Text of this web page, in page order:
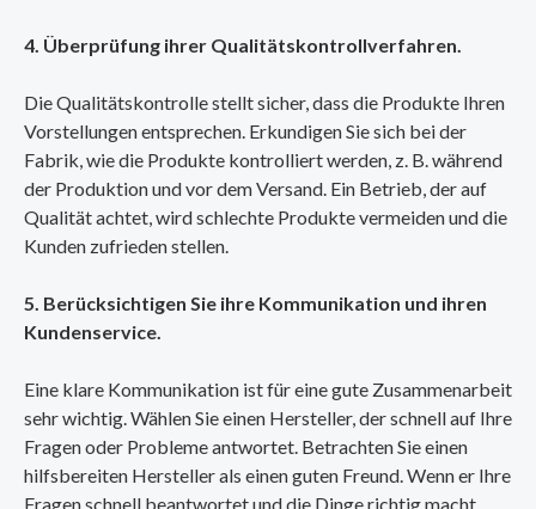
4. Überprüfung ihrer Qualitätskontrollverfahren.
Die Qualitätskontrolle stellt sicher, dass die Produkte Ihren
Vorstellungen entsprechen. Erkundigen Sie sich bei der
Fabrik, wie die Produkte kontrolliert werden, z. B. während
der Produktion und vor dem Versand. Ein Betrieb, der auf
Qualität achtet, wird schlechte Produkte vermeiden und die
Kunden zufrieden stellen.
5. Berücksichtigen Sie ihre Kommunikation und ihren
Kundenservice.
Eine klare Kommunikation ist für eine gute Zusammenarbeit
sehr wichtig. Wählen Sie einen Hersteller, der schnell auf Ihre
Fragen oder Probleme antwortet. Betrachten Sie einen
hilfsbereiten Hersteller als einen guten Freund. Wenn er Ihre
Fragen schnell beantwortet und die Dinge richtig macht,